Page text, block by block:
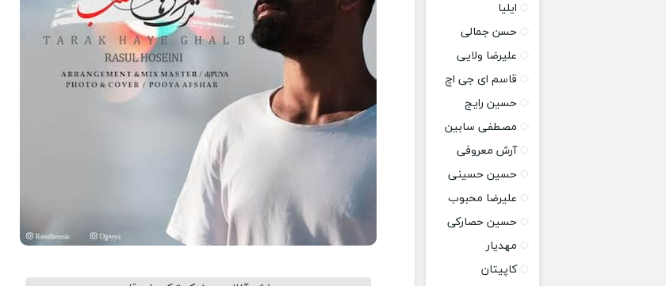
ایلیا
حسن جمالی
علیرضا ولایی
قاسم ای جی اچ
حسین رایج
مصطفی سابین
آرش معروفی
حسین حسینی
علیرضا محبوب
حسین حصارکی
مهدیار
کاپیتان